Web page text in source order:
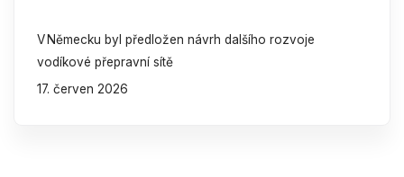
V Německu byl předložen návrh dalšího rozvoje
vodíkové přepravní sítě
17. červen 2026